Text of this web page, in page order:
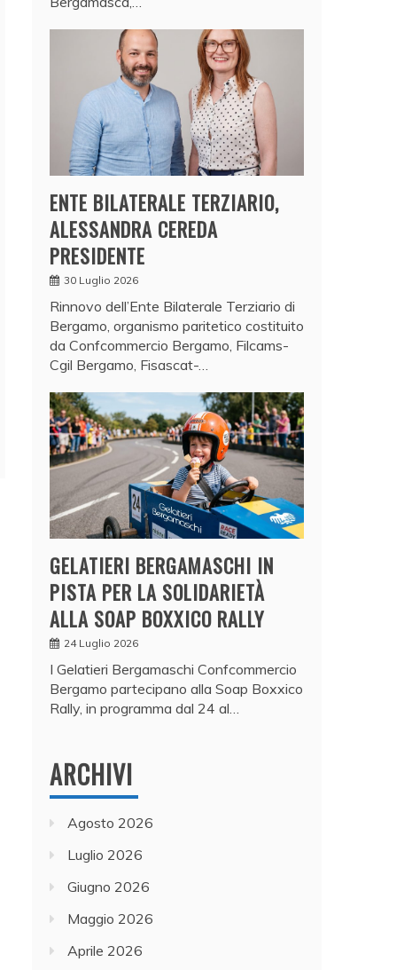
ENTE BILATERALE TERZIARIO,
ALESSANDRA CEREDA
PRESIDENTE
30 Luglio 2026
Rinnovo dell’Ente Bilaterale Terziario di
Bergamo, organismo paritetico costituito
da Confcommercio Bergamo, Filcams-
Cgil Bergamo, Fisascat-…
GELATIERI BERGAMASCHI IN
PISTA PER LA SOLIDARIETÀ
ALLA SOAP BOXXICO RALLY
24 Luglio 2026
I Gelatieri Bergamaschi Confcommercio
Bergamo partecipano alla Soap Boxxico
Rally, in programma dal 24 al…
ARCHIVI
Agosto 2026
Luglio 2026
Giugno 2026
Maggio 2026
Aprile 2026